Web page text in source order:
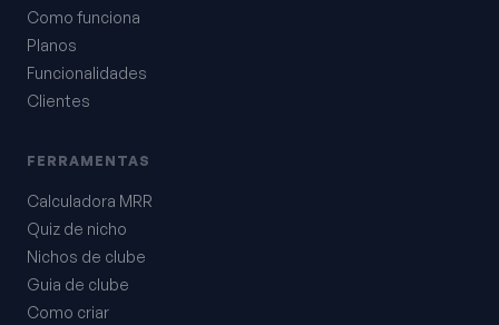
Como funciona
Planos
Funcionalidades
Clientes
FERRAMENTAS
Calculadora MRR
Quiz de nicho
Nichos de clube
Guia de clube
Como criar